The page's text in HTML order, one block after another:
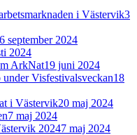
i Västervik3
6 september 2024
2024
ArkNat19 juni 2024
Visfestivalsveckan18
i Västervik20 maj 2024
7 maj 2024
20247 maj 2024